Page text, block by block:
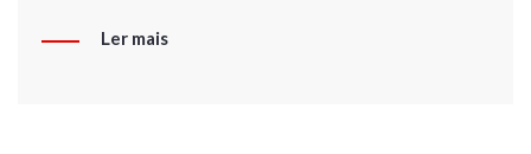
Ler mais